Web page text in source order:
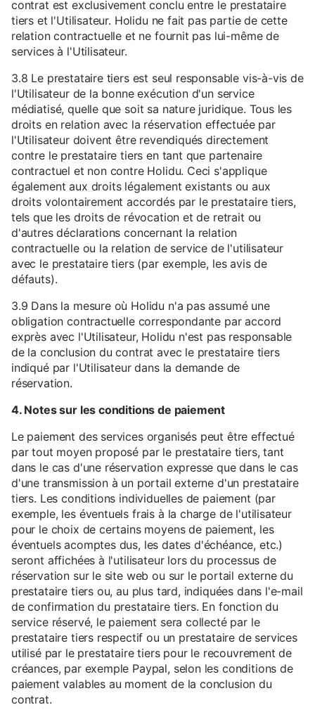
contrat est exclusivement conclu entre le prestataire
tiers et l'Utilisateur. Holidu ne fait pas partie de cette
relation contractuelle et ne fournit pas lui-même de
services à l'Utilisateur.
3.8 Le prestataire tiers est seul responsable vis-à-vis de
l'Utilisateur de la bonne exécution d'un service
médiatisé, quelle que soit sa nature juridique. Tous les
droits en relation avec la réservation effectuée par
l'Utilisateur doivent être revendiqués directement
contre le prestataire tiers en tant que partenaire
contractuel et non contre Holidu. Ceci s'applique
également aux droits légalement existants ou aux
droits volontairement accordés par le prestataire tiers,
tels que les droits de révocation et de retrait ou
d'autres déclarations concernant la relation
contractuelle ou la relation de service de l'utilisateur
avec le prestataire tiers (par exemple, les avis de
défauts).
3.9 Dans la mesure où Holidu n'a pas assumé une
obligation contractuelle correspondante par accord
exprès avec l'Utilisateur, Holidu n'est pas responsable
de la conclusion du contrat avec le prestataire tiers
indiqué par l'Utilisateur dans la demande de
réservation.
4. Notes sur les conditions de paiement
Le paiement des services organisés peut être effectué
par tout moyen proposé par le prestataire tiers, tant
dans le cas d'une réservation expresse que dans le cas
d'une transmission à un portail externe d'un prestataire
tiers. Les conditions individuelles de paiement (par
exemple, les éventuels frais à la charge de l'utilisateur
pour le choix de certains moyens de paiement, les
éventuels acomptes dus, les dates d'échéance, etc.)
seront affichées à l'utilisateur lors du processus de
réservation sur le site web ou sur le portail externe du
prestataire tiers ou, au plus tard, indiquées dans l'e-mail
de confirmation du prestataire tiers. En fonction du
service réservé, le paiement sera collecté par le
prestataire tiers respectif ou un prestataire de services
utilisé par le prestataire tiers pour le recouvrement de
créances, par exemple Paypal, selon les conditions de
paiement valables au moment de la conclusion du
contrat.